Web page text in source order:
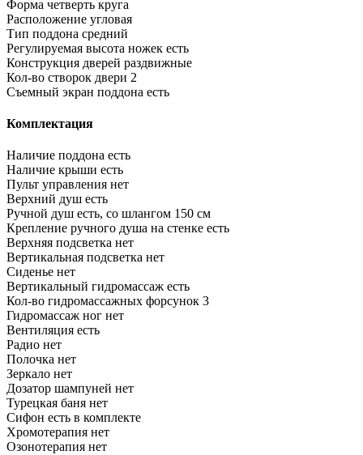
Форма четверть круга
Расположение угловая
Тип поддона средний
Регулируемая высота ножек есть
Конструкция дверей раздвижные
Кол-во створок двери 2
Съемный экран поддона есть
Комплектация
Наличие поддона есть
Наличие крыши есть
Пульт управления нет
Верхний душ есть
Ручной душ есть, со шлангом 150 см
Крепление ручного душа на стенке есть
Верхняя подсветка нет
Вертикальная подсветка нет
Сиденье нет
Вертикальный гидромассаж есть
Кол-во гидромассажных форсунок 3
Гидромассаж ног нет
Вентиляция есть
Радио нет
Полочка нет
Зеркало нет
Дозатор шампуней нет
Турецкая баня нет
Сифон есть в комплекте
Хромотерапия нет
Озонотерапия нет